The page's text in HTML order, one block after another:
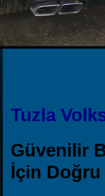
Tuzla
Güvenilir
İçin